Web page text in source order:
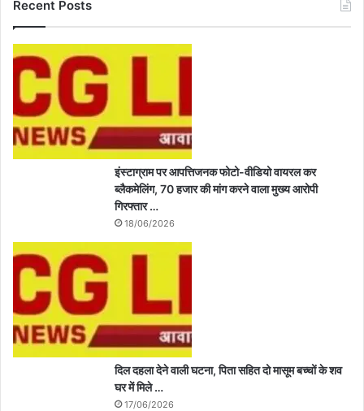
Recent Posts
इंस्टाग्राम पर आपत्तिजनक फोटो-वीडियो वायरल कर
ब्लैकमेलिंग, 70 हजार की मांग करने वाला मुख्य आरोपी
गिरफ्तार …
18/06/2026
दिल दहला देने वाली घटना, पिता सहित दो मासूम बच्चों के शव
घर में मिले …
17/06/2026